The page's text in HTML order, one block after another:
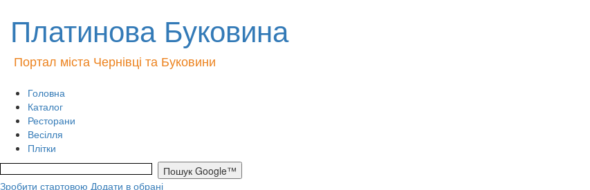
Платинова Буковина
Портал міста Чернівці та Буковини
Головна
Каталог
Ресторани
Весілля
Плітки
Зробити стартовою Додати в обрані